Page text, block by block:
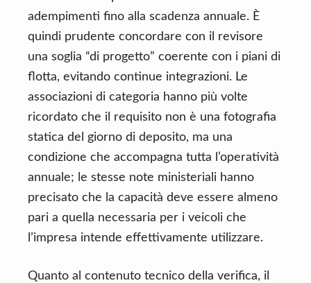
adempimenti fino alla scadenza annuale. È
quindi prudente concordare con il revisore
una soglia “di progetto” coerente con i piani di
flotta, evitando continue integrazioni. Le
associazioni di categoria hanno più volte
ricordato che il requisito non è una fotografia
statica del giorno di deposito, ma una
condizione che accompagna tutta l’operatività
annuale; le stesse note ministeriali hanno
precisato che la capacità deve essere almeno
pari a quella necessaria per i veicoli che
l’impresa intende effettivamente utilizzare.
Quanto al contenuto tecnico della verifica, il